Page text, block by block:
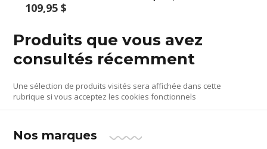
109,95 $
Produits que vous avez
consultés récemment
Une sélection de produits visités sera affichée dans cette
rubrique si vous acceptez les cookies fonctionnels
Nos marques